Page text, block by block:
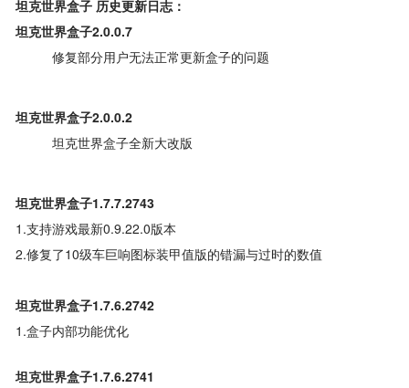
坦克世界盒子 历史更新日志：
坦克世界盒子2.0.0.7
修复部分用户无法正常更新盒子的问题
坦克世界盒子2.0.0.2
坦克世界盒子全新大改版
坦克世界盒子1.7.7.2743
1.支持游戏最新0.9.22.0版本
2.修复了10级车巨响图标装甲值版的错漏与过时的数值
坦克世界盒子1.7.6.2742
1.盒子内部功能优化
坦克世界盒子1.7.6.2741